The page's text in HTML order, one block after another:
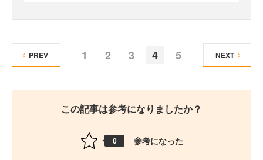
1 2 3 4 5
PREV NEXT
この記事は参考になりましたか？
0 参考になった